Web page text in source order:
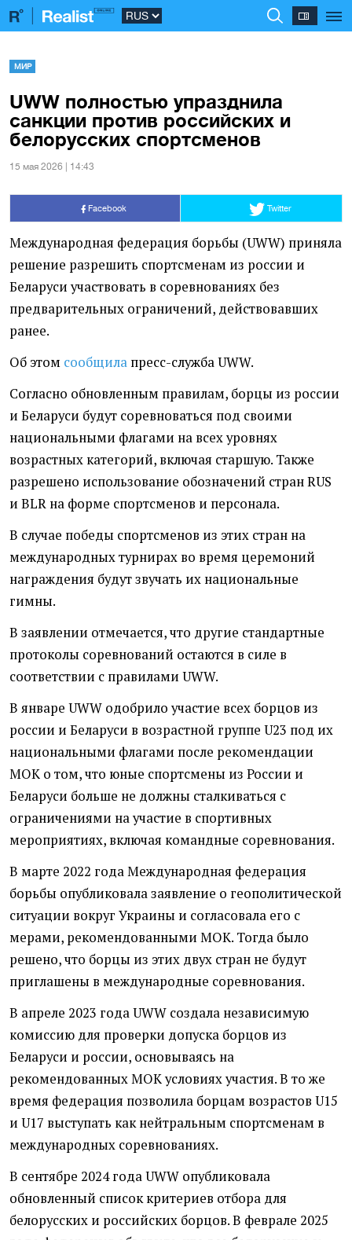
МИР
UWW полностью упразднила
санкции против российских и
белорусских спортсменов
15 мая 2026 | 14:43
Facebook Twitter
Международная федерация борьбы (UWW) приняла
решение разрешить спортсменам из россии и
Беларуси участвовать в соревнованиях без
предварительных ограничений, действовавших
ранее.
Об этом сообщила пресс-служба UWW.
Согласно обновленным правилам, борцы из россии
и Беларуси будут соревноваться под своими
национальными флагами на всех уровнях
возрастных категорий, включая старшую. Также
разрешено использование обозначений стран RUS
и BLR на форме спортсменов и персонала.
В случае победы спортсменов из этих стран на
международных турнирах во время церемоний
награждения будут звучать их национальные
гимны.
В заявлении отмечается, что другие стандартные
протоколы соревнований остаются в силе в
соответствии с правилами UWW.
В январе UWW одобрило участие всех борцов из
россии и Беларуси в возрастной группе U23 под их
национальными флагами после рекомендации
МОК о том, что юные спортсмены из России и
Беларуси больше не должны сталкиваться с
ограничениями на участие в спортивных
мероприятиях, включая командные соревнования.
В марте 2022 года Международная федерация
борьбы опубликовала заявление о геополитической
ситуации вокруг Украины и согласовала его с
мерами, рекомендованными МОК. Тогда было
решено, что борцы из этих двух стран не будут
приглашены в международные соревнования.
В апреле 2023 года UWW создала независимую
комиссию для проверки допуска борцов из
Беларуси и россии, основываясь на
рекомендованных МОК условиях участия. В то же
время федерация позволила борцам возрастов U15
и U17 выступать как нейтральным спортсменам в
международных соревнованиях.
В сентябре 2024 года UWW опубликовала
обновленный список критериев отбора для
белорусских и российских борцов. В феврале 2025